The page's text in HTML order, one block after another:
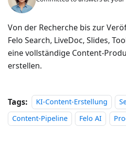
Von der Recherche bis zur
Felo Search, LiveDoc, Slides,
eine vollständige Content-
erstellen.
Tags: KI-Content-Erstellung
Content-Pipeline
Felo AI